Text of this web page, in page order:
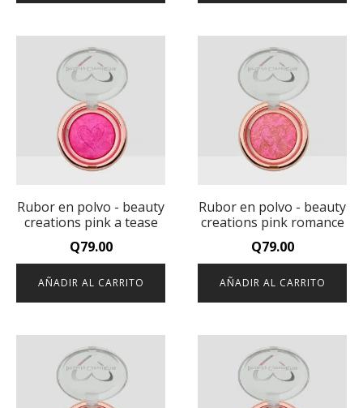
Rubor en polvo - beauty
creations pink a tease
Q79.00
AÑADIR AL CARRITO
Rubor en polvo - beauty
creations pink romance
Q79.00
AÑADIR AL CARRITO